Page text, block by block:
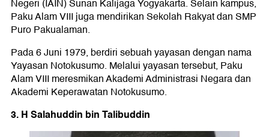
Negeri (IAIN) Sunan Kalijaga Yogyakarta. Selain kampus,
Paku Alam VIII juga mendirikan Sekolah Rakyat dan SMP
Puro Pakualaman.
Pada 6 Juni 1979, berdiri sebuah yayasan dengan nama
Yayasan Notokusumo. Melalui yayasan tersebut, Paku
Alam VIII meresmikan Akademi Administrasi Negara dan
Akademi Keperawatan Notokusumo.
3. H Salahuddin bin Talibuddin